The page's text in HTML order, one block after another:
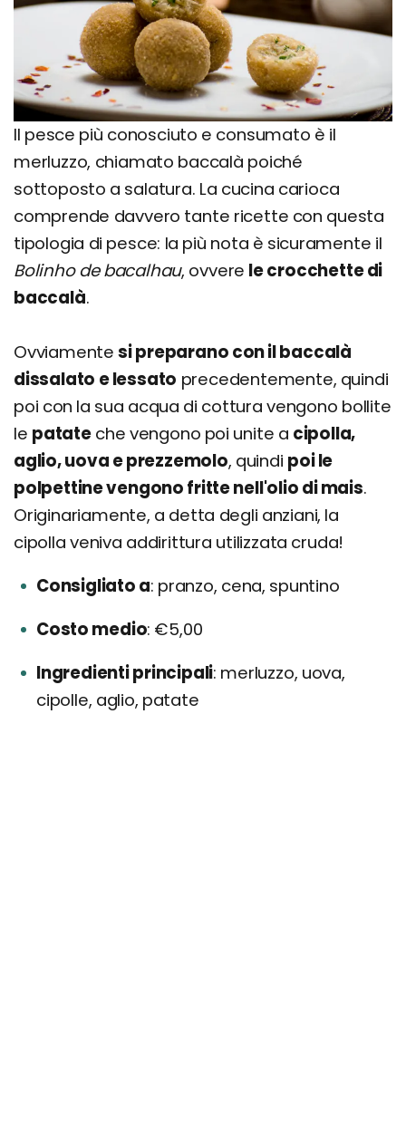
Il pesce più conosciuto e consumato è il
merluzzo, chiamato baccalà poiché
sottoposto a salatura. La cucina carioca
comprende davvero tante ricette con questa
tipologia di pesce: la più nota è sicuramente il
Bolinho de bacalhau, ovvere le crocchette di
baccalà.
Ovviamentesi preparano con il baccalà
dissalato e lessato precedentemente, quindi
poi con la sua acqua di cottura vengono bollite
le patateche vengono poi unite a cipolla,
aglio, uova e prezzemolo, quindi poi le
polpettine vengono fritte nell'olio di mais.
Originariamente, a detta degli anziani, la
cipolla veniva addirittura utilizzata cruda!
Consigliato a pranzo, cena, spuntino
Costo medio €5,00
Ingredienti principali merluzzo, uova,
cipolle, aglio, patate